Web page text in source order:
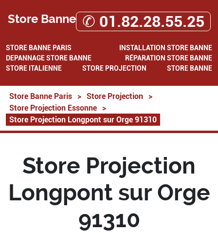
Store Banne ✆ 01.82.28.55.25
STORE BANNE PARIS
INSTALLATION STORE BANNE
DEPANNAGE STORE BANNE
RÉPARATION STORE BANNE
STORE ITALIENNE
STORE PROJECTION STORE BANNE
Store Banne Paris > Store Projection
>
Store Projection Essonne
>
Store Projection Longpont sur Orge 91310
Store Projection
Longpont sur Orge
91310